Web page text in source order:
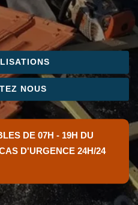
NOUS
DE 07H - 19H DU
D'URGENCE 24H/24